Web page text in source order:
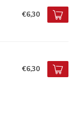
€6,30
€6,30